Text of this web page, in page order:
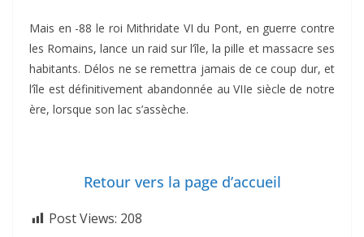
Mais en -88 le roi Mithridate VI du Pont, en guerre contre
les Romains, lance un raid sur l’île, la pille et massacre ses
habitants. Délos ne se remettra jamais de ce coup dur, et
l’île est définitivement abandonnée au VIIe siècle de notre
ère, lorsque son lac s’assèche.
Retour vers la page d’accueil
Post Views: 208